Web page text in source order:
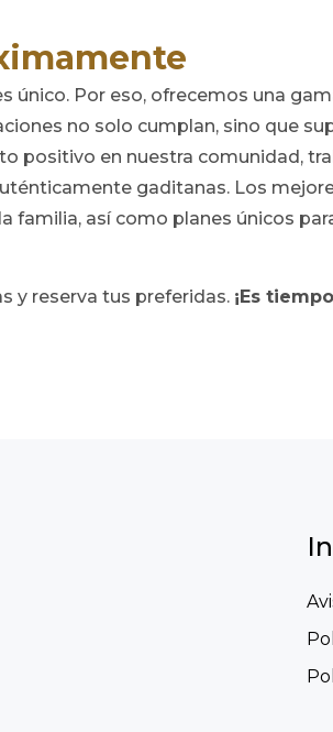
único. Por eso, ofrecemos una
no solo cumplan, sino que
positivo en nuestra comunidad,
gaditanas. Los
familia, así como planes únicos
y reserva tus preferidas. ¡Es